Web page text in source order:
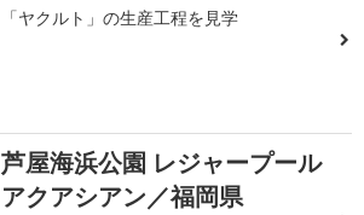
「ヤクルト」の生産工程を見学
芦屋海浜公園 レジャープール
アクアシアン／福岡県